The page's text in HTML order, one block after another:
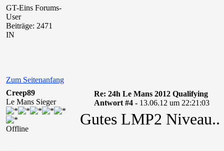
GT-Eins Forums-
User
Beiträge: 2471
IN
Zum Seitenanfang
Creep89
Le Mans Sieger
Offline
Re: 24h Le Mans 2012 Qualifying
Antwort #4 - 13.06.12 um 22:21:03
Gutes LMP2